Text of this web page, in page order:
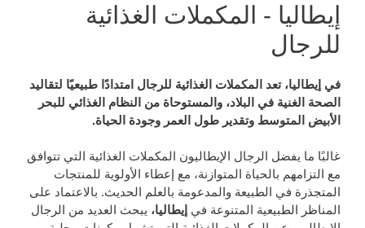
إيطاليا - المكملات الغذائية
للرجال
في إيطاليا، تعد المكملات الغذائية للرجال امتدادًا طبيعيًا لتقاليد
الصحة الغنية في البلاد، والمستوحاة من النظام الغذائي للبحر
الأبيض المتوسط ​​وتقدير طول العمر وجودة الحياة.
غالبًا ما يفضل الرجال الإيطاليون المكملات الغذائية التي تتوافق
مع التزامهم بالحياة المتوازنة، مع إعطاء الأولوية للمنتجات
المتجذرة في الطبيعة والمدعومة بالعلم الحديث. بالاعتماد على
المناظر الطبيعية المتنوعة في إيطاليا، يبحث العديد من الرجال